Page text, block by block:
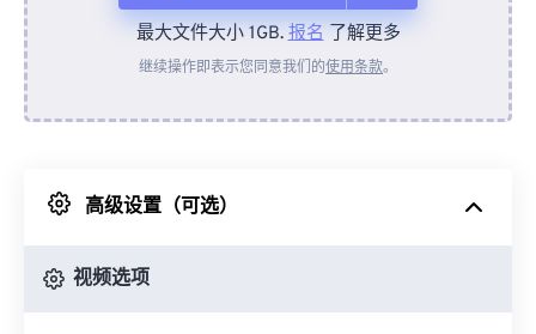
从设备
来自 Google Drive
最大文件大小 1GB.报名了解更多
继续操作即表示您同意我们的使用条款。
高级设置（可选）
视频选项